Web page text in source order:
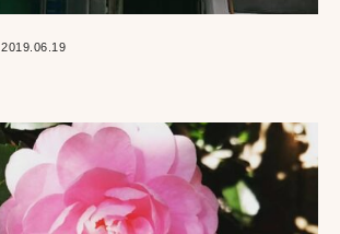
2019.06.19